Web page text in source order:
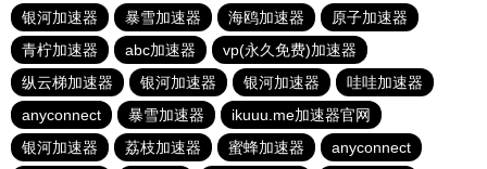
银河加速器
暴雪加速器 海鸥加速器
原子加速器
青柠加速器
abc加速器
vp(永久免费)加速器
纵云梯加速器
银河加速器 银河加速器
哇哇加速器
anyconnect
暴雪加速器
ikuuu.me加速器官网
银河加速器
荔枝加速器 蜜蜂加速器 anyconnect